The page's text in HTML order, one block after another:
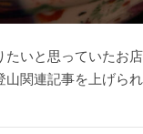
いと思っていたお店
山関連記事を上げら